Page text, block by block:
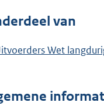
van
Wet